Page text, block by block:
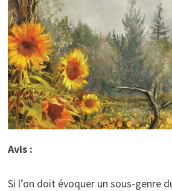
Avis :
Si l’on doit évoquer un sous-genre